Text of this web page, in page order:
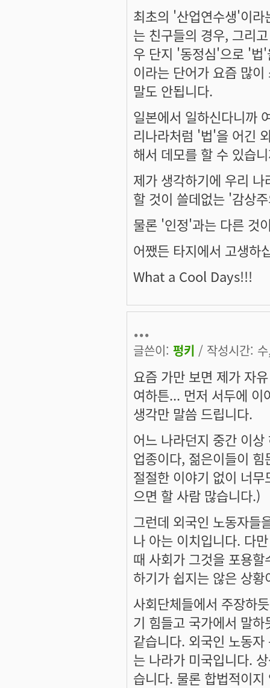
최초의 '산업연수생'이
는 친구들의 경우, 그리
우 단지 '동정심'으로 '법
이라는 단어가 요즘 많
말도 안됩니다.
일본에서 일하신다니까
리나라처럼 '법'을 어긴
해서 데모를 할 수 있습
제가 생각하기에 우리
할 것이 쓸데없는 '감상
물론 '인정'과는 다른 것
어쨌든 타지에서 고생하
What a Cool Days!!!
...
글쓴이: 펑키 / 작성시간:
요즘 가만 보면 제가 자
여하튼... 먼저 서두에 이
생각만 말씀 드립니다.
어느 나라던지 중간 이
업종이다, 젊은이들이
절절한 이야기 없이 너
으면 할 사람 많습니다.)
그런데 외국인 노동자들
나 아는 이치입니다. 다
때 사회가 그것을 포용
하기가 쉽지는 않은 상
사회단체들에서 주장하
기 힘들고 국가에서 말
같습니다. 외국인 노동
는 나라가 미국입니다.
습니다. 물론 합법적이